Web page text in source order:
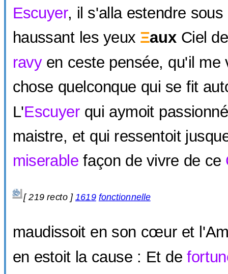
Escuyer, il s'alla estendre
haussant les yeux ΞauxCiel
ravyen ceste pensée, qu'il me
chose quelconque qui se fit
L'Escuyerqui aymoit
maistre, et qui ressentoit
miserable façon de vivre de ce
[ 219 recto ]1619 fonctionnelle
maudissoit en son cœur et
en estoit la cause : Et de